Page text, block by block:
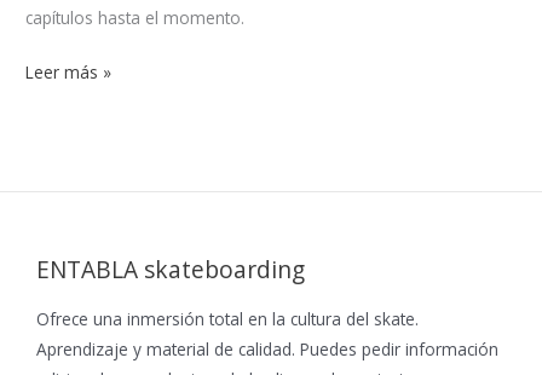
capítulos hasta el momento.
Leer más »
ENTABLA skateboarding
Ofrece una inmersión total en la cultura del skate.
Aprendizaje y material de calidad. Puedes pedir información